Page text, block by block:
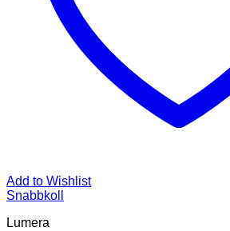
Add to Wishlist
Snabbkoll
Lumera